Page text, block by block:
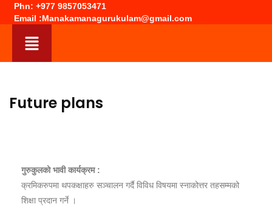
Phn: +977 9857053471
Email :Manakamanagurukulam@gmail.com
Future plans
गुरुकुलको भावी कार्यक्रम :
क्रमिकरुपमा थपकक्षाहरु सञ्चालन गर्दै विविध विषयमा स्नाकोत्तर तहसम्मको
शिक्षा प्रदान गर्ने ।